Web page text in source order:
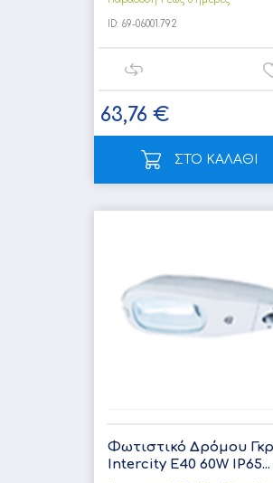
ID: 69-06001.792
63,76 €
ΣΤΟ ΚΑΛΑΘΙ
Φωτιστικό Δρόμου
Intercity E40 60W IP65...